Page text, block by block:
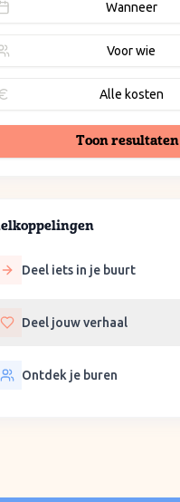
Wanneer
Voor wie
Alle kosten
Toon resultaten
Deel iets in je buurt
Deel jouw verhaal
Ontdek je buren